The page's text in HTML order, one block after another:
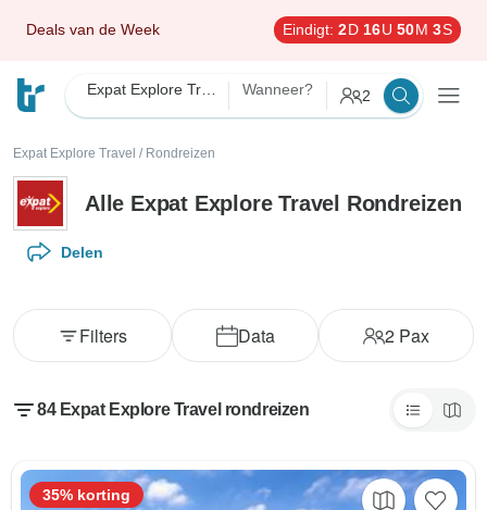
Deals van de Week Eindigt: 2D 16U 50M 1S
Wanneer? 2
Expat Explore Travel / Rondreizen
Alle Expat Explore Travel Rondreizen
Delen
Data 2 Pax
Filters
84 Expat Explore Travel rondreizen
35% korting